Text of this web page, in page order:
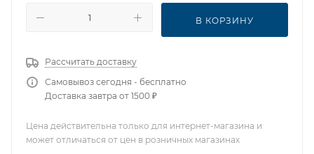
В КОРЗИНУ
Рассчитать доставку
Самовывоз сегодня - бесплатно
Доставка завтра от 1500 ₽
Цена действительна только для интернет-магазина и
может отличаться от цен в розничных магазинах